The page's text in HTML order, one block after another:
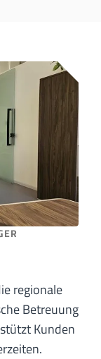
regionale
Betreuung
Kunden